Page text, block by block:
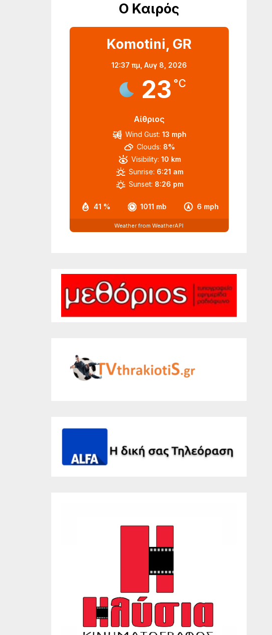
Ο Καιρός
Komotini, GR
12:37 πμ, Αυγ 8, 2026
23 °C
Αίθριος
41 % 1011 mb 6 mph
Wind Gust: 13 mph
Clouds: 8%
Visibility: 10 km
Sunrise: 6:21 am
Sunset: 8:26 pm
Weather from WeatherAPI